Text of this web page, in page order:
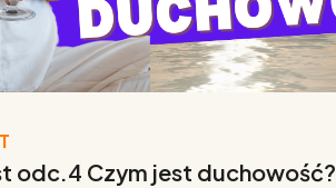
odc.4 Czym jest duchowość?